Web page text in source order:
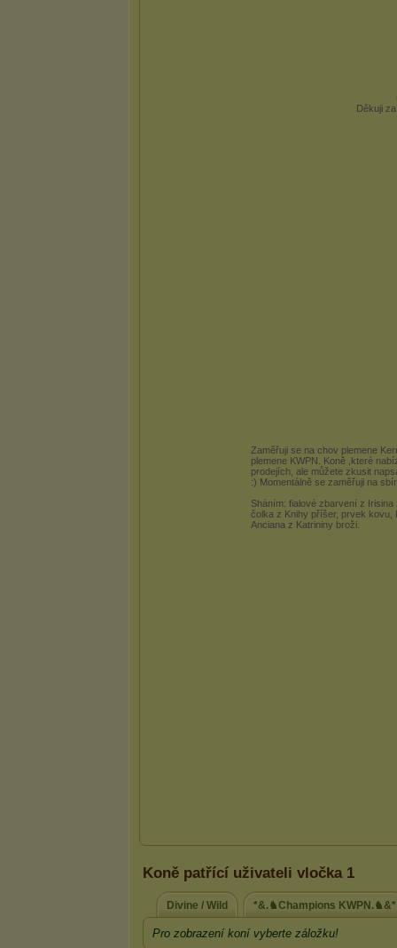
Koně patřící uživateli vločka 1
Divine / Wild *&.♞Champions KWPN.♞&*
Pro zobrazení koní vyberte záložku!